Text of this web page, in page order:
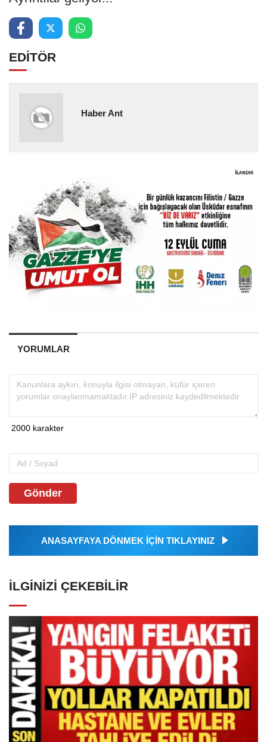
EDİTÖR
Haber Ant
YORUMLAR
Gönder
ANASAYFAYA DÖNMEK İÇİN TIKLAYINIZ
İLGINIZI ÇEKEBILIR